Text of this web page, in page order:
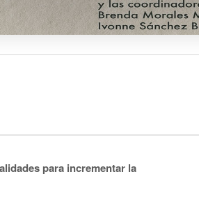
para incrementar la